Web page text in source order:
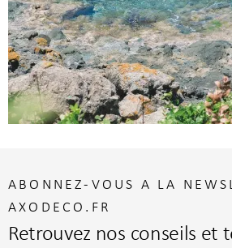
ABONNEZ-VOUS A LA
AXODECO.FR
Retrouvez nos conseils et